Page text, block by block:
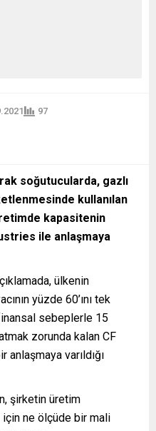
97
soğutucularda, gazlı
kullanılan
kapasitenin
ile anlaşmaya
ülkenin
yüzde 60’ını tek
sebeplerle 15
zorunda kalan CF
varıldığı
şirketin üretim
için ne ölçüde bir mali